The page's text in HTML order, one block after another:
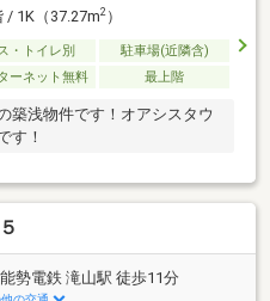
/ 1K（37.27m2）
・トイレ別
駐車場(近隣含)
ーネット無料 最上階
築浅物件です！オアシスタウ
す！
能勢電鉄 滝山駅 徒歩11分